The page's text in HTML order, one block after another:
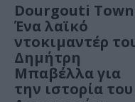
Dourgouti
Ένα λαϊκό
ντοκιμαντέρ
Δημήτρη
Μπαβέλλα για
την ιστορία του